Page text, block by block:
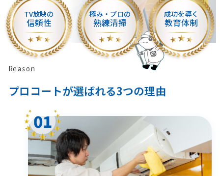
エアコンクリーニング
水廻りクリーニング
空室クリーニング
フロアコーティング
水廻りコーティング
TV放映の
信頼性
極み・プロの
熟練清掃
成功を導く
教育体制
Reason
プロコートが選ばれる3つの理由
01